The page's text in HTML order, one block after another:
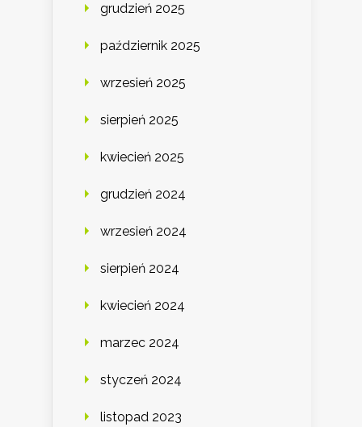
grudzień 2025
październik 2025
wrzesień 2025
sierpień 2025
kwiecień 2025
grudzień 2024
wrzesień 2024
sierpień 2024
kwiecień 2024
marzec 2024
styczeń 2024
listopad 2023